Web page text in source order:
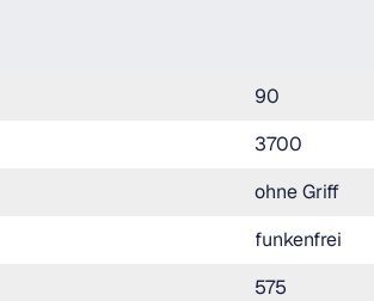
90
3700
ohne Griff
funkenfrei
575